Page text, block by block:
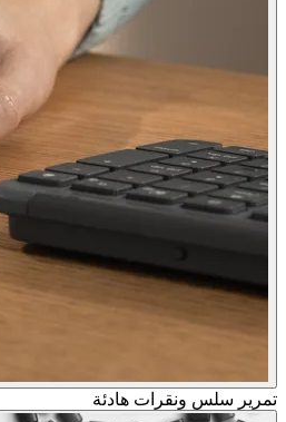
تمرير سلس ونقرات هادئة